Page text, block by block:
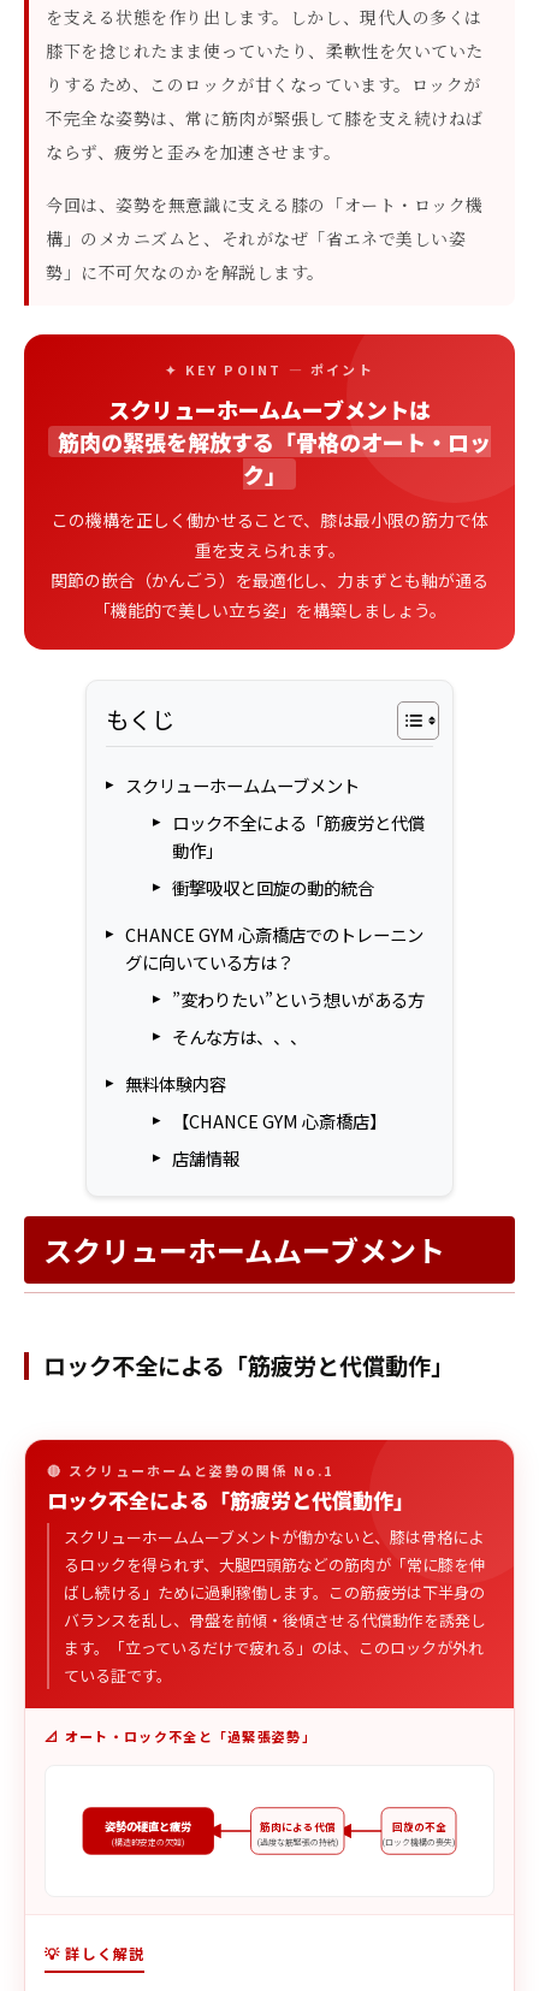
を支える状態を作り出します。しかし、現代人の多くは
膝下を捻じれたまま使っていたり、柔軟性を欠いていた
りするため、このロックが甘くなっています。ロックが
不完全な姿勢は、常に筋肉が緊張して膝を支え続けねば
ならず、疲労と歪みを加速させます。
今回は、姿勢を無意識に支える膝の「オート・ロック機
構」のメカニズムと、それがなぜ「省エネで美しい姿
勢」に不可欠なのかを解説します。
✦ KEY POINT — ポイント
スクリューホームムーブメントは
筋肉の緊張を解放する「骨格のオート・ロッ
ク」
この機構を正しく働かせることで、膝は最小限の筋力で体
重を支えられます。
関節の嵌合（かんごう）を最適化し、力まずとも軸が通る
「機能的で美しい立ち姿」を構築しましょう。
もくじ
スクリューホームムーブメント
ロック不全による「筋疲労と代償
動作」
衝撃吸収と回旋の動的統合
CHANCE GYM 心斎橋店でのトレーニン
グに向いている方は？
”変わりたい”という想いがある方
そんな方は、、、
無料体験内容
【CHANCE GYM 心斎橋店】
店舗情報
スクリューホームムーブメント
ロック不全による「筋疲労と代償動作」
🔴 スクリューホームと姿勢の関係 No.1
ロック不全による「筋疲労と代償動作」
スクリューホームムーブメントが働かないと、膝は骨格によ
るロックを得られず、大腿四頭筋などの筋肉が「常に膝を伸
ばし続ける」ために過剰稼働します。この筋疲労は下半身の
バランスを乱し、骨盤を前傾・後傾させる代償動作を誘発し
ます。「立っているだけで疲れる」のは、このロックが外れ
ている証です。
📐 オート・ロック不全と「過緊張姿勢」
回旋の不全
(ロック機構の喪失)
筋肉による代償
(過度な筋緊張の持続)
姿勢の硬直と疲労
(構造的安定の欠如)
💡 詳しく解説